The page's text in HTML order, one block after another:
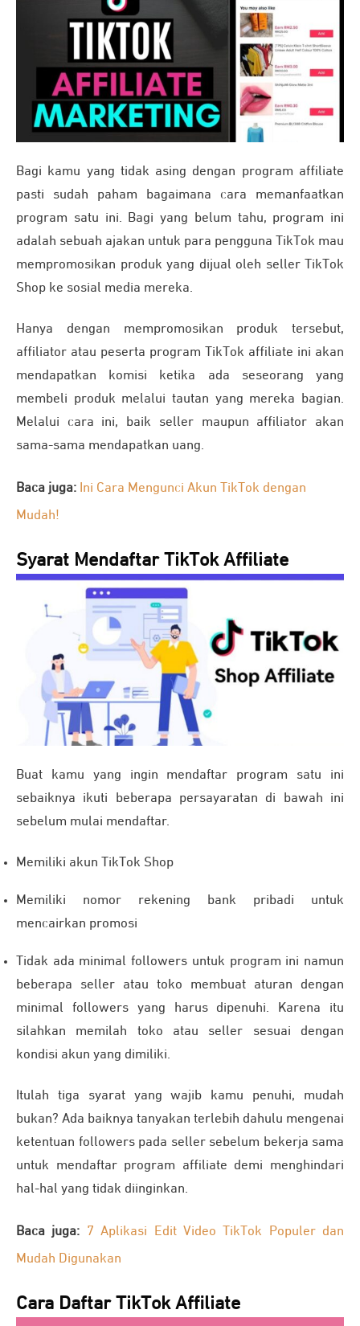
Bagi kamu yang tidak asing dengan program affiliate
pasti sudah paham bagaimana cara memanfaatkan
program satu ini. Bagi yang belum tahu, program ini
adalah sebuah ajakan untuk para pengguna TikTok mau
mempromosikan produk yang dijual oleh seller TikTok
Shop ke sosial media mereka.
Hanya dengan mempromosikan produk tersebut,
affiliator atau peserta program TikTok affiliate ini akan
mendapatkan komisi ketika ada seseorang yang
membeli produk melalui tautan yang mereka bagian.
Melalui cara ini, baik seller maupun affiliator akan
sama-sama mendapatkan uang.
Baca juga: Ini Cara Mengunci Akun TikTok dengan
Mudah!
Syarat Mendaftar TikTok Affiliate
Buat kamu yang ingin mendaftar program satu ini
sebaiknya ikuti beberapa persayaratan di bawah ini
sebelum mulai mendaftar.
Memiliki akun TikTok Shop
Memiliki nomor rekening bank pribadi untuk
mencairkan promosi
Tidak ada minimal followers untuk program ini namun
beberapa seller atau toko membuat aturan dengan
minimal followers yang harus dipenuhi. Karena itu
silahkan memilah toko atau seller sesuai dengan
kondisi akun yang dimiliki.
Itulah tiga syarat yang wajib kamu penuhi, mudah
bukan? Ada baiknya tanyakan terlebih dahulu mengenai
ketentuan followers pada seller sebelum bekerja sama
untuk mendaftar program affiliate demi menghindari
hal-hal yang tidak diinginkan.
Baca juga: 7 Aplikasi Edit Video TikTok Populer dan
Mudah Digunakan
Cara Daftar TikTok Affiliate